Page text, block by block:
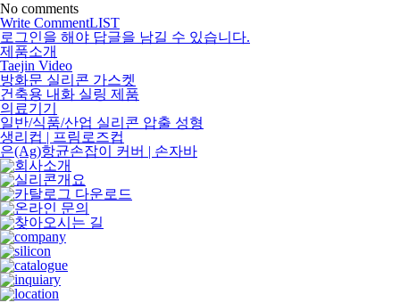
No comments
Write CommentLIST
로그인을 해야 답글을 남길 수 있습니다.
제품소개
Taejin Video
방화문 실리콘 가스켓
건축용 내화 실링 제품
의료기기
일반/식품/산업 실리콘 압출 성형
생리컵 | 프림로즈컵
은(Ag)항균손잡이 커버 | 손자바